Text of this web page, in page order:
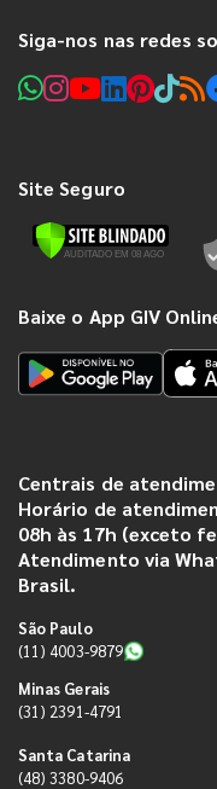
Siga-nos nas redes
Site Seguro
Baixe o App GIV
Centrais de
Horário de
08h às 17h (exceto
Atendimento via
Brasil.
São Paulo
(11) 4003-9879
Minas Gerais
(31) 2391-4791
Santa Catarina
(48) 3380-9406